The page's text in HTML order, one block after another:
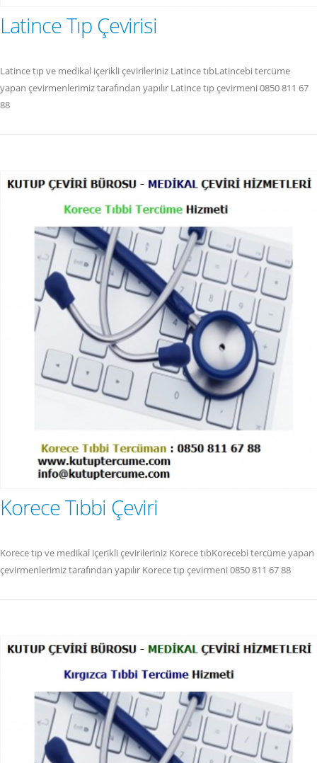
Latince Tıp Çevirisi
Latince tıp ve medikal içerikli çevirileriniz Latince tıbLatincebi tercüme
yapan çevirmenlerimiz tarafından yapılır Latince tıp çevirmeni 0850 811 67
88
Korece Tıbbi Çeviri
Korece tıp ve medikal içerikli çevirileriniz Korece tıbKorecebi tercüme yapan
çevirmenlerimiz tarafından yapılır Korece tıp çevirmeni 0850 811 67 88